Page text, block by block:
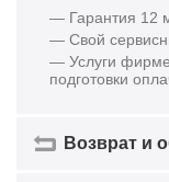
— Гарантия 12
— Свой
— Услуги
подготовки
Возврат и